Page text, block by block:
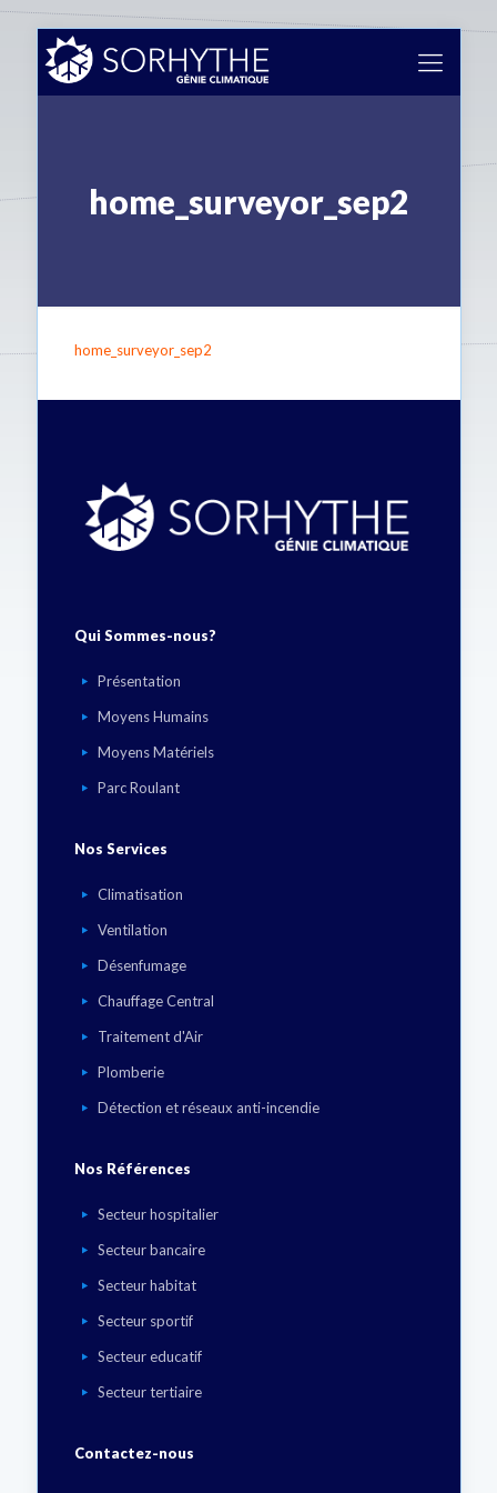
home_surveyor_sep2
home_surveyor_sep2
Qui Sommes-nous?
Présentation
Moyens Humains
Moyens Matériels
Parc Roulant
Nos Services
Climatisation
Ventilation
Désenfumage
Chauffage Central
Traitement d'Air
Plomberie
Détection et réseaux anti-incendie
Nos Références
Secteur hospitalier
Secteur bancaire
Secteur habitat
Secteur sportif
Secteur educatif
Secteur tertiaire
Contactez-nous